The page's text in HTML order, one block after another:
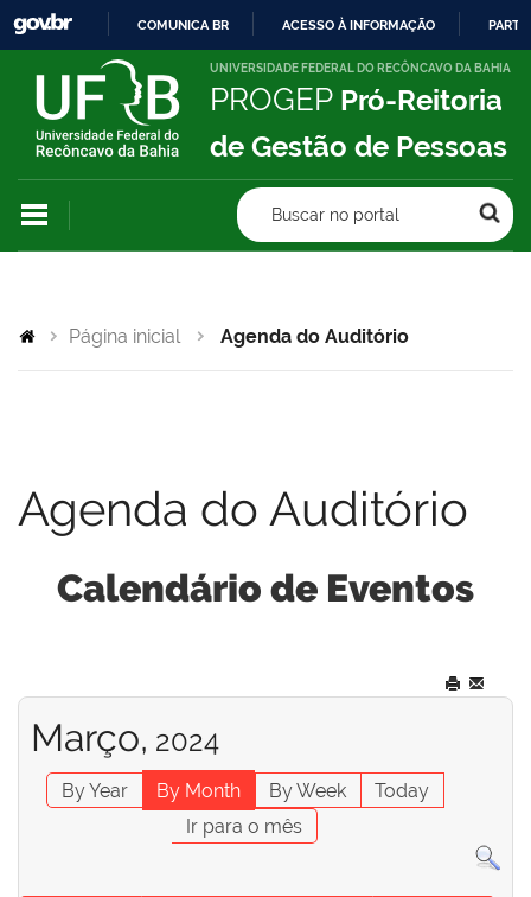
IR
PARA
CONTEÚDO
COMUNICA BR ACESSO À INFORMAÇÃO
UNIVERSIDADE FEDERAL DO RECÔNCAVO DA BAHIA
PROGEP Pró-Reitoria
de Gestão de Pessoas
Buscar no portal
Página inicial Agenda do Auditório
Agenda do Auditório
Calendário de Eventos
Março, 2024
By Year By Month By Week
Today
Ir para o mês